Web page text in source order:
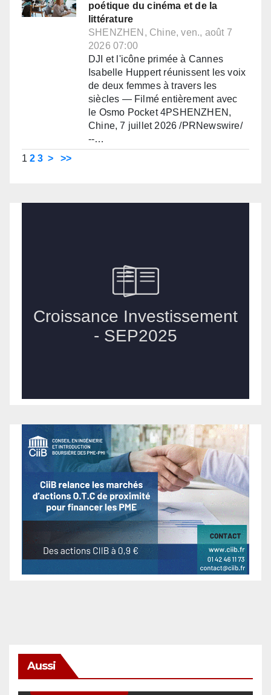
poétique du cinéma et de la
littérature
SHENZHEN, Chine, ven., août 7
2026 07:00
DJI et l'icône primée à Cannes
Isabelle Huppert réunissent les voix
de deux femmes à travers les
siècles — Filmé entièrement avec
le Osmo Pocket 4PSHENZHEN,
Chine, 7 juillet 2026 /PRNewswire/
--…
1 2 3 > >>
Aussi